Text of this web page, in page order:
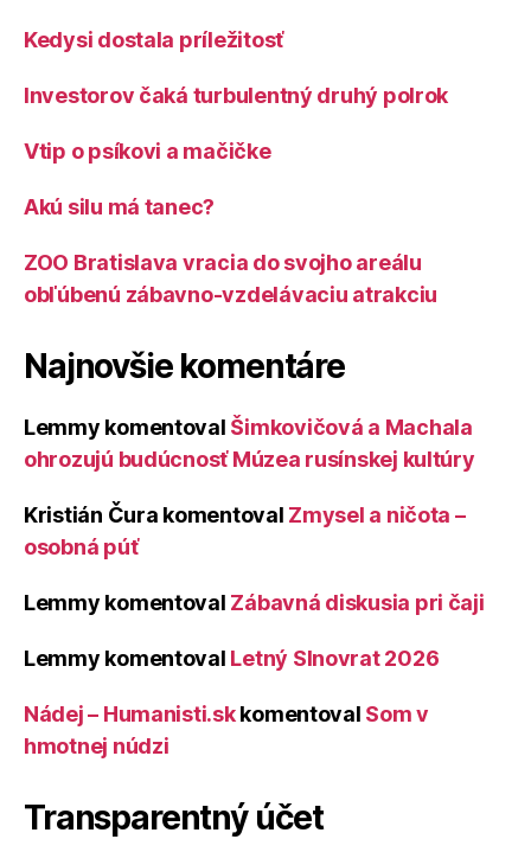
Kedysi dostala príležitosť
Investorov čaká turbulentný druhý polrok
Vtip o psíkovi a mačičke
Akú silu má tanec?
ZOO Bratislava vracia do svojho areálu
obľúbenú zábavno-vzdelávaciu atrakciu
Najnovšie komentáre
Lemmy komentoval Šimkovičová a Machala
ohrozujú budúcnosť Múzea rusínskej kultúry
Kristián Čura komentoval Zmysel a ničota –
osobná púť
Lemmy komentoval Zábavná diskusia pri čaji
Lemmy komentoval Letný Slnovrat 2026
Nádej – Humanisti.skkomentoval Som v
hmotnej núdzi
Transparentný účet